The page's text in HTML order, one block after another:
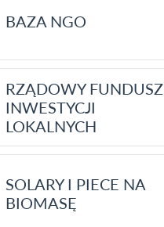
BAZA NGO
RZĄDOWY FUNDUSZ
INWESTYCJI
LOKALNYCH
SOLARY I PIECE NA
BIOMASĘ